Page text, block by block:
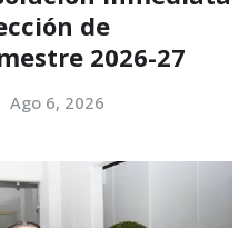
de
2026-27
Ago 6, 2026